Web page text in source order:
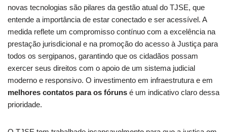
novas tecnologias são pilares da gestão atual do TJSE, que
entende a importância de estar conectado e ser acessível. A
medida reflete um compromisso contínuo com a excelência na
prestação jurisdicional e na promoção do acesso à Justiça para
todos os sergipanos, garantindo que os cidadãos possam
exercer seus direitos com o apoio de um sistema judicial
moderno e responsivo. O investimento em infraestrutura e em
melhores contatos para os fóruns é um indicativo claro dessa
prioridade.